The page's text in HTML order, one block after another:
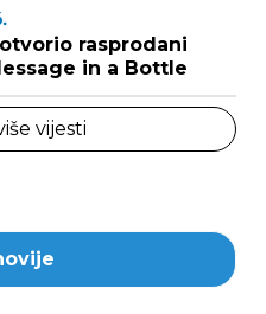
rasprodani
in a Bottle
vijesti